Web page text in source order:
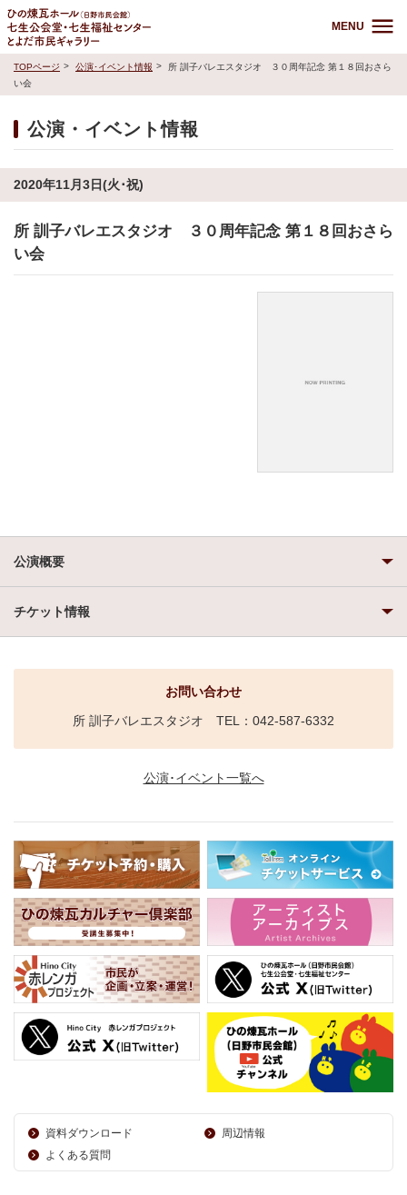
MENU
TOPページ 公演･イベント情報
所 訓子バレエスタジオ ３０周年記念 第１８回おさら
い会
公演・イベント情報
2020年11月3日(火･祝)
所 訓子バレエスタジオ ３０周年記念 第１８回おさら
い会
公演概要
チケット情報
お問い合わせ
所 訓子バレエスタジオ TEL：042-587-6332
公演･イベント一覧へ
資料ダウンロード
周辺情報
よくある質問